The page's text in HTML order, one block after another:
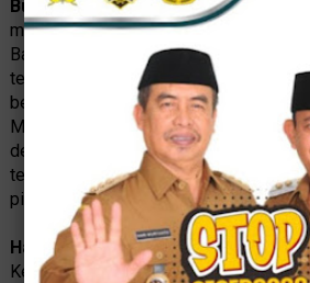
BupatiMagetan Nanik Sumantri
mendukung maksud serta tujuan
Bapas Kelas II Madiun. “Kami akan
terlebih dahulu, kemudian
berkoordinasi bersama perangkat
Magetan siap mendukung pelaksanaan
dengan menyiapkan sarana dan
termasuk lokasi kerja sosial serta
pidana wajib lapor setiap bulan,” jelas
Hadirdalam audiensi tersebut Bupati
Kelas II Madiun, Pj Sekda Magetan,